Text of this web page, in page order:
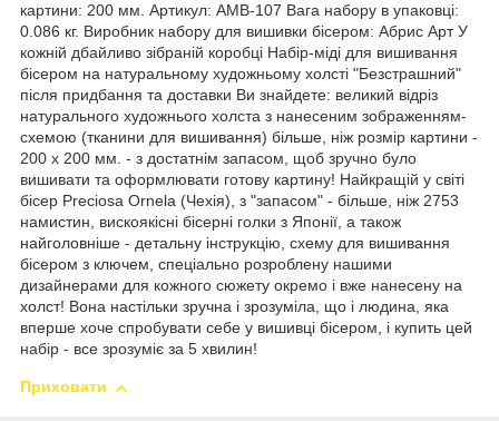
картини: 200 мм. Артикул: AMB-107 Вага набору в упаковці:
0.086 кг. Виробник набору для вишивки бісером: Абрис Арт У
кожній дбайливо зібраній коробці Набір-міді для вишивання
бісером на натуральному художньому холсті "Безстрашний"
після придбання та доставки Ви знайдете: великий відріз
натурального художнього холста з нанесеним зображенням-
схемою (тканини для вишивання) більше, ніж розмір картини -
200 х 200 мм. - з достатнім запасом, щоб зручно було
вишивати та оформлювати готову картину! Найкращій у світі
бісер Preciosa Ornela (Чехія), з "запасом" - більше, ніж 2753
намистин, вискоякісні бісерні голки з Японії, а також
найголовніше - детальну інструкцію, схему для вишивання
бісером з ключем, спеціально розроблену нашими
дизайнерами для кожного сюжету окремо і вже нанесену на
холст! Вона настільки зручна і зрозуміла, що і людина, яка
вперше хоче спробувати себе у вишивці бісером, і купить цей
набір - все зрозуміє за 5 хвилин!
Приховати